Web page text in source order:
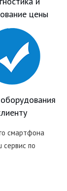
цены
смартфона
сервис по